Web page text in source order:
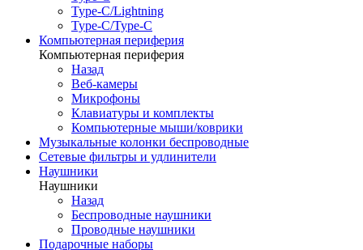
Type-C/Lightning
Type-C/Type-C
Компьютерная периферия
Компьютерная периферия
Назад
Веб-камеры
Микрофоны
Клавиатуры и комплекты
Компьютерные мыши/коврики
Музыкальные колонки беспроводные
Сетевые фильтры и удлинители
Наушники
Наушники
Назад
Беспроводные наушники
Проводные наушники
Подарочные наборы